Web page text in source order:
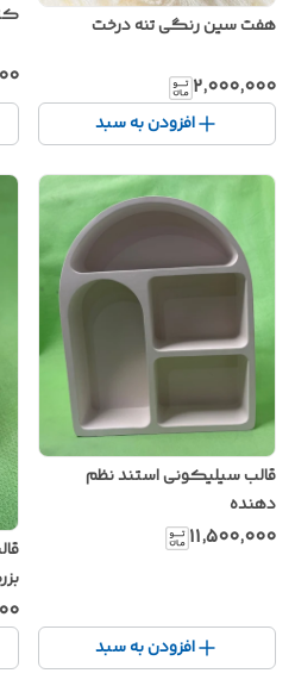
هفت سین رنگی تنه درخت
۲٬۰۰۰٬۰۰۰
افزودن به سبد
قالب سیلیکونی استند نظم
دهنده
۱۱٬۵۰۰٬۰۰۰
افزودن به سبد